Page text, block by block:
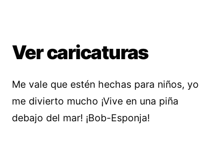
Ver caricaturas
Me vale que estén hechas para niños, yo
me divierto mucho ¡Vive en una piña
debajo del mar! ¡Bob-Esponja!